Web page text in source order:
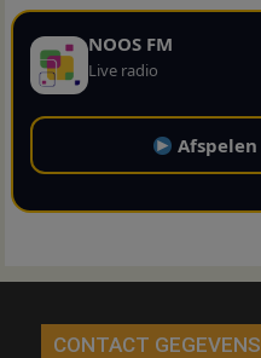
NOOS FM
Live radio
Afspelen
CONTACT GEGEVENS